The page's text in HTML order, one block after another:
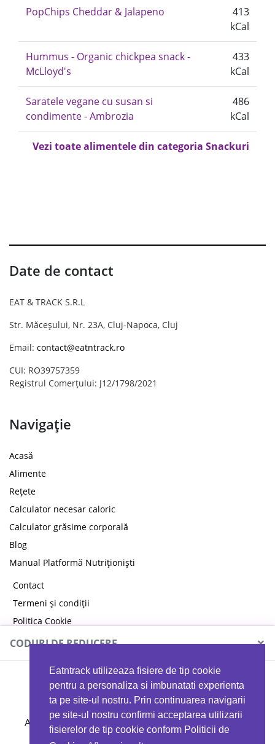
Eatntrack utilizeaza fisiere de tip cookie
pentru a personaliza si imbunatati experienta
ta pe site-ul nostru. Prin continuarea navigarii
pe site-ul nostru confirmi acceptarea utilizarii
fisierelor de tip cookie conform Politicii de
PopChips Cheddar & Jalapeno
413
kCal
Hummus - Organic chickpea snack -
McLloyd's
433
kCal
Saratele vegane cu susan si
condimente - Ambrozia
486
kCal
Vezi toate alimentele din categoria Snackuri
Date de contact
EAT & TRACK S.R.L
Str. Măceșului, Nr. 23A, Cluj-Napoca, Cluj
Email: contact@eatntrack.ro
CUI: RO39757359
Registrul Comerțului: J12/1798/2021
Navigație
Acasă
Alimente
Rețete
Calculator necesar caloric
Calculator grăsime corporală
Blog
Manual Platformă Nutriționiști
Contact
Termeni și condiții
Politica Cookie
Politica de confidențialitate
CODURI DE REDUCERE ×
MYPROTEIN
Ai 40%reducere la orice comandă folosind codul
EATTRACK